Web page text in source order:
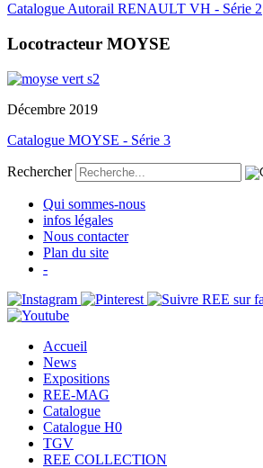
Catalogue Autorail RENAULT VH - Série 2
Locotracteur MOYSE
Décembre 2019
Catalogue MOYSE - Série 3
Rechercher
Qui sommes-nous
infos légales
Nous contacter
Plan du site
-
Accueil
News
Expositions
REE-MAG
Catalogue
Catalogue H0
TGV
REE COLLECTION